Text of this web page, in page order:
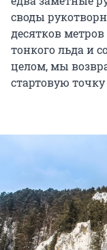
своды
десятков
тонкого льда и
целом, мы
стартовую